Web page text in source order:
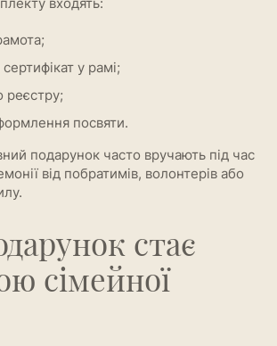
у рамі;
реєстру;
посвяти.
подарунок часто вручають під час
від побратимів, волонтерів або
стає
сімейної